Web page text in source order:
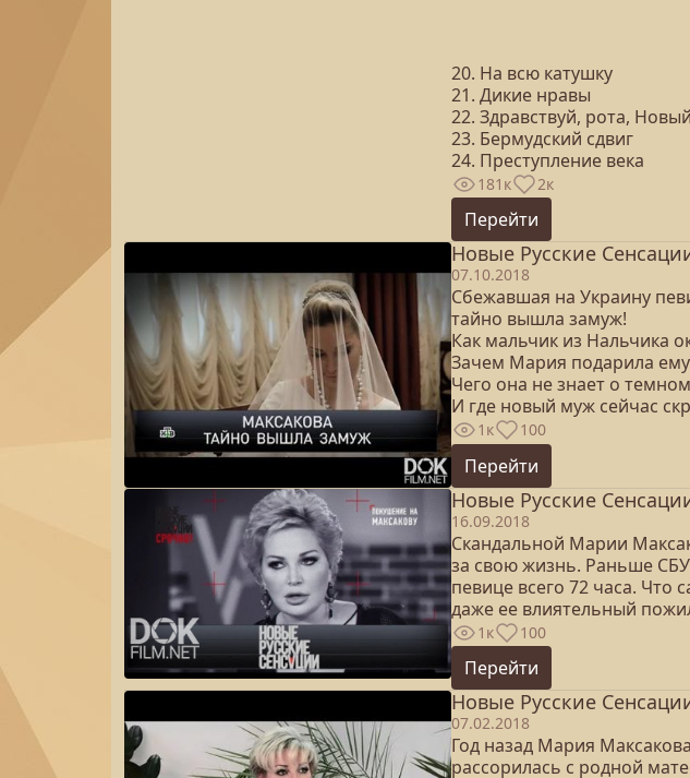
20. На всю катушку
21. Дикие нравы
22. Здравствуй, рота,
23. Бермудский сдвиг
24. Преступление века
181к 2к
Перейти
Новые Русские
07.10.2018
Сбежавшая на Украину
тайно вышла замуж!
Как мальчик из Нальчика
Зачем Мария подарила
Чего она не знает о
И где новый муж сейчас
1к 100
Перейти
Новые Русские
16.09.2018
Скандальной Марии
за свою жизнь. Раньше
певице всего 72 часа. Что
даже ее влиятельный
1к 100
Перейти
Новые Русские
07.02.2018
Год назад Мария
рассорилась с родной